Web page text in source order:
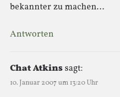
bekannter zu machen…
Antworten
Chat Atkinssagt:
10. Januar 2007 um 13:20 Uhr